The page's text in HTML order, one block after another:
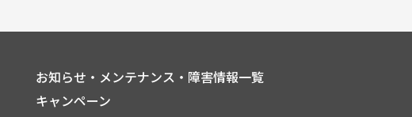
お知らせ・メンテナンス・障害情報一覧
キャンペーン